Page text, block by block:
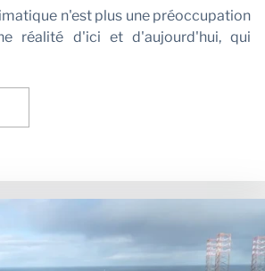
n'est plus une préoccupation
réalité d'ici et d'aujourd'hui, qui